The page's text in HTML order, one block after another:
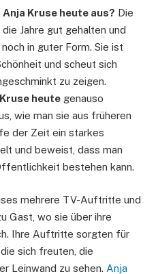
Kruse heute aus? Die
Jahre gut gehalten und
in guter Form. Sie ist
und scheut sich
zu zeigen.
heute genauso
wie man sie aus früheren
der Zeit ein starkes
und beweist, dass man
bestehen kann.
mehrere TV-Auftritte und
Gast, wo sie über ihre
Ihre Auftritte sorgten für
sich freuten, die
Leinwand zu sehen. Anja